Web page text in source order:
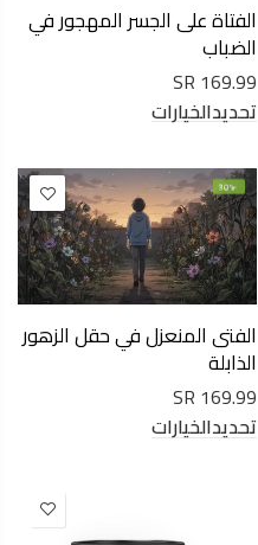
الفتاة على الجسر المهجور في
الضباب
169.99 SR
تحديدالخيارات
-30%
الفتى المنعزل في حقل الزهور
الذابلة
169.99 SR
تحديدالخيارات